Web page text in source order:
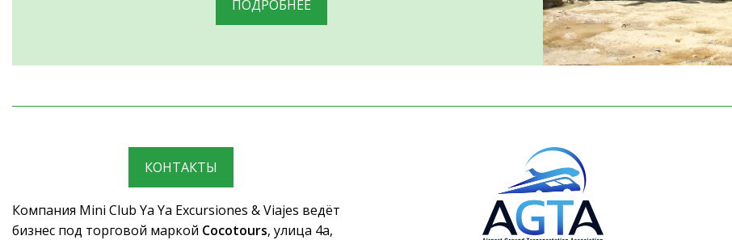
ПОДРОБНЕЕ
КОНТАКТЫ
Компания Mini Club Ya Ya Excursiones & Viajes ведёт
бизнес под торговой маркой Cocotours, улица 4a,